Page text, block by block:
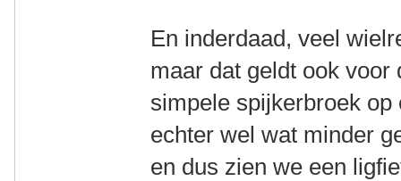
En inderdaad, veel
maar dat geldt ook
simpele spijkerbroek
echter wel wat minder
en dus zien we een